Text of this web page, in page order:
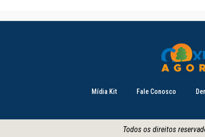
Mídia Kit Fale Conosco
Todos os direitos